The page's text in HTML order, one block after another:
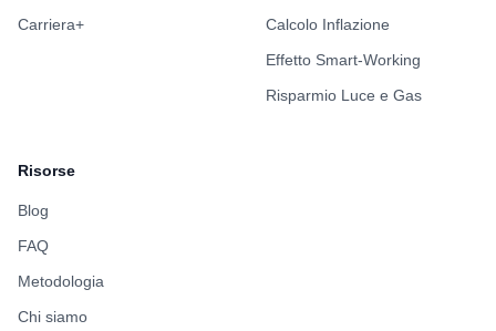
Carriera+
Calcolo Inflazione
Effetto Smart-Working
Risparmio Luce e Gas
Risorse
Blog
FAQ
Metodologia
Chi siamo